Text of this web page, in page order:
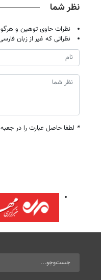
نظر شما
نظرات حاوی توهین و
نظراتی که غیر از زبان
* لطفا حاصل عبارت را در